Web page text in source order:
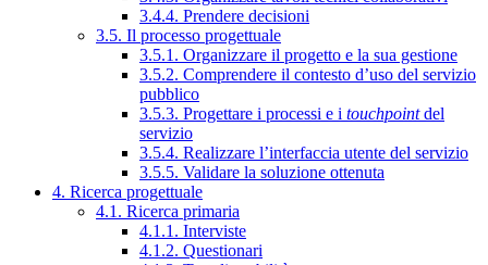
3.4.4. Prendere decisioni
3.5. Il processo progettuale
3.5.1. Organizzare il progetto e la sua gestione
3.5.2. Comprendere il contesto d’uso del servizio
pubblico
3.5.3. Progettare i processi e i touchpointdel
servizio
3.5.4. Realizzare l’interfaccia utente del servizio
3.5.5. Validare la soluzione ottenuta
4. Ricerca progettuale
4.1. Ricerca primaria
4.1.1. Interviste
4.1.2. Questionari